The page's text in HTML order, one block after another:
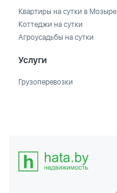
Квартиры на сутки в Мозыре
Коттеджи на сутки
Агроусадьбы на сутки
Услуги
Грузоперевозки